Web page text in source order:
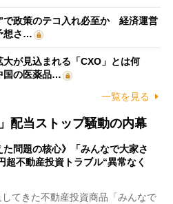
で政策のテコ入れ必至か 経済運営
想さ…
が見込まれる「CXO」とは何
国の医薬品…
一覧を見る
配当ストップ騒動の内幕
た問題の核心》「みんなで大家さ
超不動産投資トラブル“異常なく
てきた不動産投資商品「みんなで